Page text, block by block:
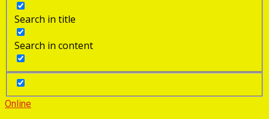
Search in title
Search in content
Online